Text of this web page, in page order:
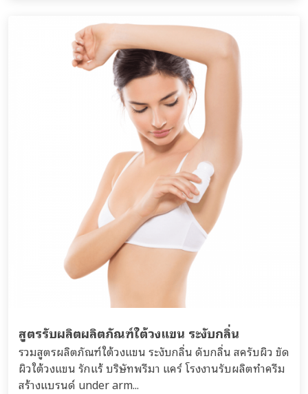
สูตรรับผลิตผลิตภัณฑ์ใต้วงแขน ระงับกลิ่น
รวมสูตรผลิตภัณฑ์ใต้วงแขน ระงับกลิ่น ดับกลิ่น สครับผิว ขัด
ผิวใต้วงแขน รักแร้ บริษัทพรีมา แคร์ โรงงานรับผลิตทำครีม
สร้างแบรนด์ under arm...